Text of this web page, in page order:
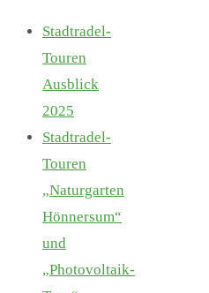
Stadtradel-
Touren
Ausblick
2025
Stadtradel-
Touren
„Naturgarten
Hönnersum“
und
„Photovoltaik-